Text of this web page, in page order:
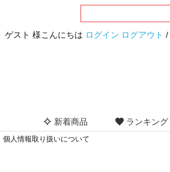
ゲスト 様こんにちは ログイン ログアウト /
新着商品 ランキング
個人情報取り扱いについて